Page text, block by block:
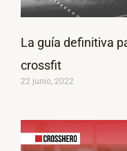
La guía definitiva
crossfit
22 junio, 2022